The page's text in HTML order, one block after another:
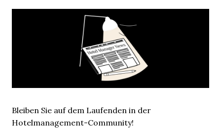
Bleiben Sie auf dem Laufenden in der
Hotelmanagement-Community!